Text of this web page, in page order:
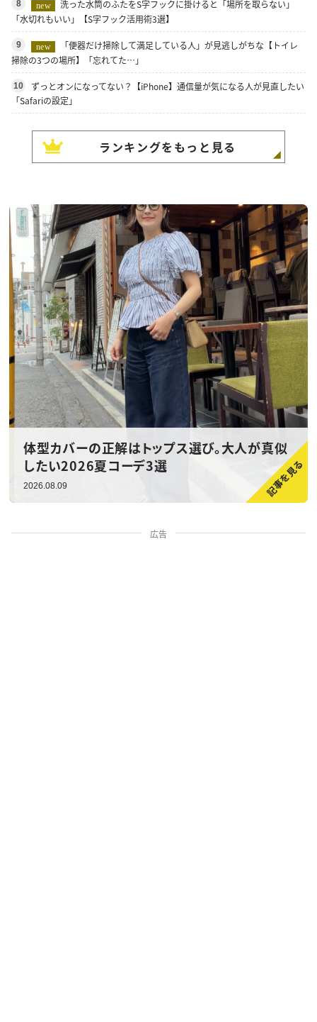
8 new
洗った水筒のふたをS字フックに掛けると「場所を取らない」
「水切れもいい」【S字フック活用術3選】
9 new
「便器だけ掃除して満足している人」が見逃しがちな【トイレ
掃除の3つの場所】「忘れてた…」
10
ずっとオンになってない？【iPhone】通信量が気になる人が見直したい
「Safariの設定」
ランキングをもっと見る
体型カバーの正解はトップス選び。大人が真似
したい2026夏コーデ3選
2026.08.09
広告